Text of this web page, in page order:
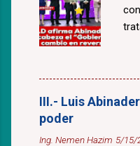
III.- Luis
poder
Ing. Nemen Hazim 5/15/